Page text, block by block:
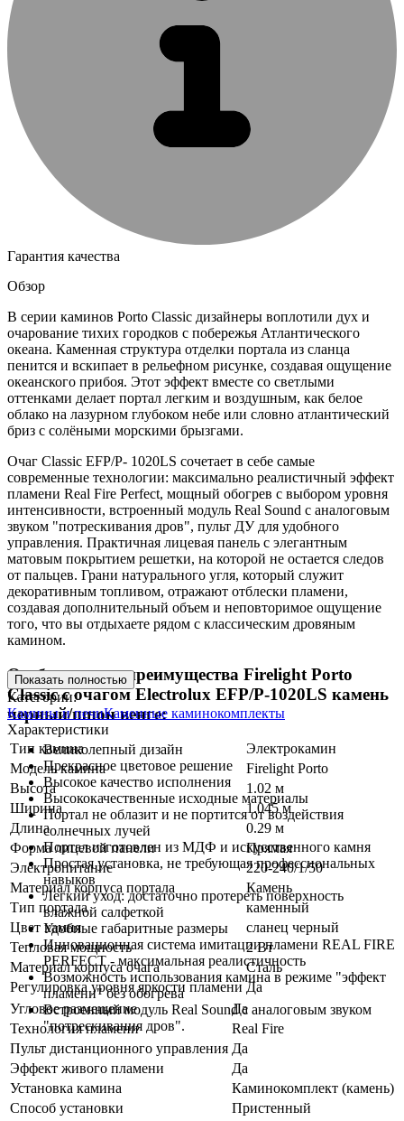
Гарантия качества
Обзор
В серии каминов Porto Classic дизайнеры воплотили дух и
очарование тихих городков с побережья Атлантического
океана. Каменная структура отделки портала из сланца
пенится и вскипает в рельефном рисунке, создавая ощущение
океанского прибоя. Этот эффект вместе со светлыми
оттенками делает портал легким и воздушным, как белое
облако на лазурном глубоком небе или словно атлантический
бриз с солёными морскими брызгами.
Очаг Classic EFP/P- 1020LS сочетает в себе самые
современные технологии: максимально реалистичный эффект
пламени Real Fire Perfect, мощный обогрев с выбором уровня
интенсивности, встроенный модуль Real Sound с аналоговым
звуком "потрескивания дров", пульт ДУ для удобного
управления. Практичная лицевая панель с элегантным
матовым покрытием решетки, на которой не остается следов
от пальцев. Грани натурального угля, который служит
декоративным топливом, отражают отблески пламени,
создавая дополнительный объем и неповторимое ощущение
того, что вы отдыхаете рядом с классическим дровяным
камином.
Особенности и преимущества Firelight Porto
Classic с очагом Electrolux EFP/P-1020LS камень
черный/шпон венге:
Великолепный дизайн
Прекрасное цветовое решение
Высокое качество исполнения
Высококачественные исходные материалы
Портал не облазит и не портится от воздействия
солнечных лучей
Портал изготовлен из МДФ и искусственного камня
Простая установка, не требующая профессиональных
навыков
Легкий уход: достаточно протереть поверхность
влажной салфеткой
Удобные габаритные размеры
Инновационная система имитации пламени REAL FIRE
PERFECT - максимальная реалистичность
Возможность использования камина в режиме "эффект
пламени" без обогрева
Встроенный модуль Real Sound с аналоговым звуком
"потрескивания дров".
Показать полностью
Категории:
Камины и печиКаменные каминокомплекты
Характеристики
Тип камина
Электрокамин
Модель камина
Firelight Porto
Высота
1.02 м
Ширина
1.045 м
Длина
0.29 м
Форма лицевой панели
Прямая
Электропитание
220-240/1/50
Материал корпуса портала
Камень
Тип портала
каменный
Цвет камня
сланец черный
Тепловая мощность
2 Вт
Материал корпуса очага
Сталь
Регулировка уровня яркости пламени Да
Угловое размещение
Да
Технология пламени
Real Fire
Пульт дистанционного управления Да
Эффект живого пламени
Да
Установка камина
Каминокомплект (камень)
Способ установки
Пристенный